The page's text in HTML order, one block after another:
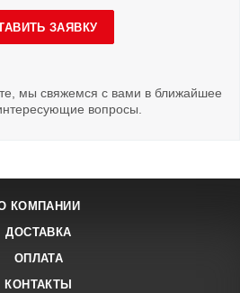
ЗАЯВКУ
мы свяжемся с вами в ближайшее
вопросы.
КОМПАНИИ
ДОСТАВКА
ОПЛАТА
КОНТАКТЫ